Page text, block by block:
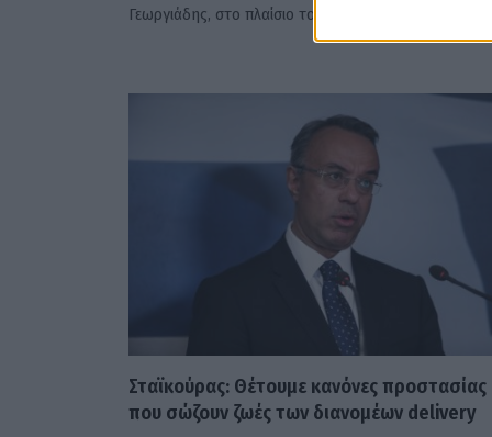
Γεωργιάδης, στο πλαίσιο του κοινοβουλευτικού
Σταϊκούρας: Θέτουμε κανόνες προστασίας
που σώζουν ζωές των διανομέων delivery